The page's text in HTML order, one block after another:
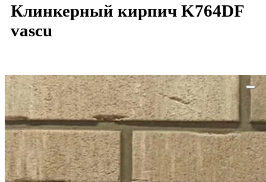
Клинкерный кирпич K764DF
vascu